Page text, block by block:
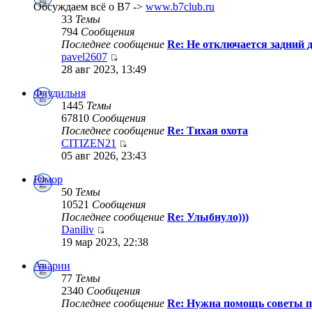
Обсуждаем всё о B7 -> www.b7club.ru
33 Темы
794 Сообщения
Последнее сообщение Re: Не отключается задний
pavel2607
28 авг 2023, 13:49
Флудильня
1445 Темы
67810 Сообщения
Последнее сообщение Re: Тихая охота
CITIZEN21
05 авг 2026, 23:43
Юмор
50 Темы
10521 Сообщения
Последнее сообщение Re: Улыбнуло)))
Daniliv
19 мар 2023, 22:38
Аварии
77 Темы
2340 Сообщения
Последнее сообщение Re: Нужна помощь советы